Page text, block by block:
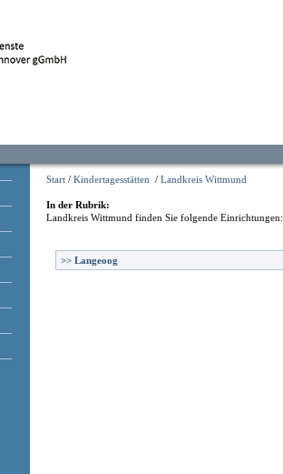
Start / Kindertagesstätten / Landkreis Wittmund
In der Rubrik:
Landkreis Wittmund finden Sie folgende Einrichtungen:
>> Langeoog